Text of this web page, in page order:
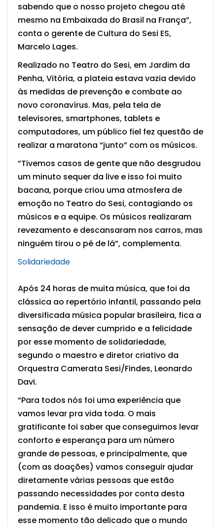
sabendo que o nosso projeto chegou até
mesmo na Embaixada do Brasil na França”,
conta o gerente de Cultura do Sesi ES,
Marcelo Lages.
Realizado no Teatro do Sesi, em Jardim da
Penha, Vitória, a plateia estava vazia devido
às medidas de prevenção e combate ao
novo coronavírus. Mas, pela tela de
televisores, smartphones, tablets e
computadores, um público fiel fez questão de
realizar a maratona “junto” com os músicos.
“Tivemos casos de gente que não desgrudou
um minuto sequer da live e isso foi muito
bacana, porque criou uma atmosfera de
emoção no Teatro do Sesi, contagiando os
músicos e a equipe. Os músicos realizaram
revezamento e descansaram nos carros, mas
ninguém tirou o pé de lá”, complementa.
Solidariedade
Após 24 horas de muita música, que foi da
clássica ao repertório infantil, passando pela
diversificada música popular brasileira, fica a
sensação de dever cumprido e a felicidade
por esse momento de solidariedade,
segundo o maestro e diretor criativo da
Orquestra Camerata Sesi/Findes, Leonardo
Davi.
“Para todos nós foi uma experiência que
vamos levar pra vida toda. O mais
gratificante foi saber que conseguimos levar
conforto e esperança para um número
grande de pessoas, e principalmente, que
(com as doações) vamos conseguir ajudar
diretamente várias pessoas que estão
passando necessidades por conta desta
pandemia. E isso é muito importante para
esse momento tão delicado que o mundo